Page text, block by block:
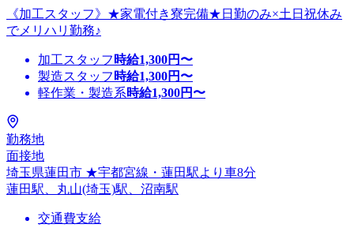
《加工スタッフ》★家電付き寮完備★日勤のみ×土日祝休み
でメリハリ勤務♪
加工スタッフ 時給1,300円〜
製造スタッフ 時給1,300円〜
軽作業・製造系時給1,300円〜
勤務地
面接地
埼玉県蓮田市 ★宇都宮線・蓮田駅より車8分
蓮田駅、丸山(埼玉)駅、沼南駅
交通費支給